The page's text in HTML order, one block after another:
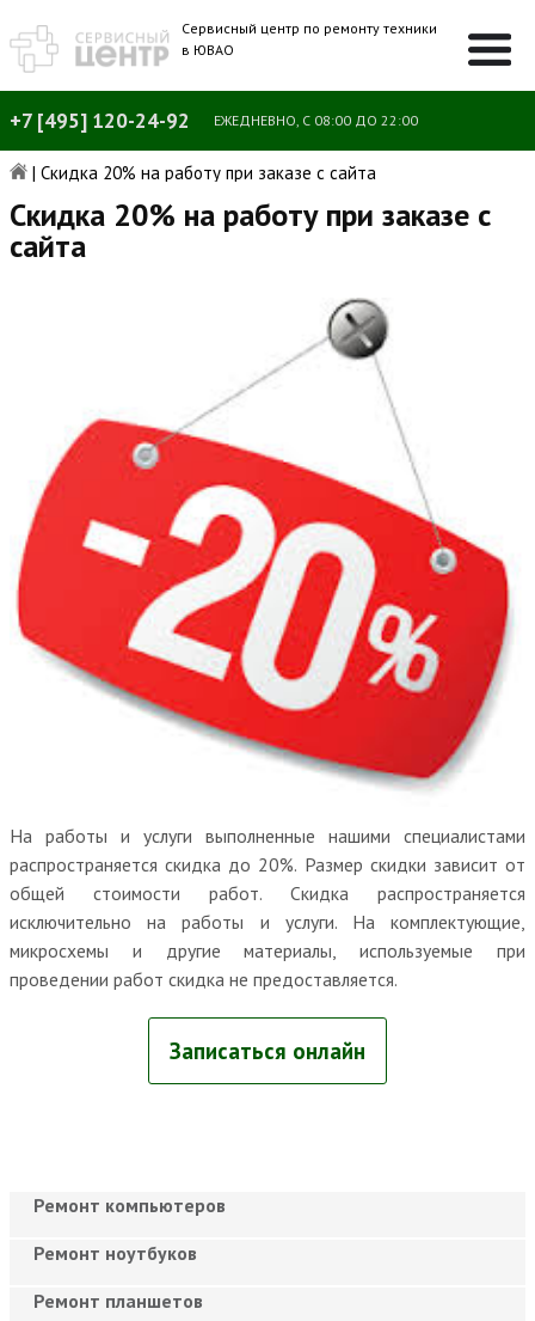
Сервисный центр по ремонту техники
в ЮВАО
+7 [495] 120-24-92 ЕЖЕДНЕВНО, С 08:00 ДО 22:00
| Скидка 20% на работу при заказе с сайта
Скидка 20% на работу при заказе с
сайта
На работы и услуги выполненные нашими специалистами
распространяется скидка до 20%. Размер скидки зависит от
общей стоимости работ. Скидка распространяется
исключительно на работы и услуги. На комплектующие,
микросхемы и другие материалы, используемые при
проведении работ скидка не предоставляется.
Записаться онлайн
Ремонт компьютеров
Ремонт ноутбуков
Ремонт планшетов